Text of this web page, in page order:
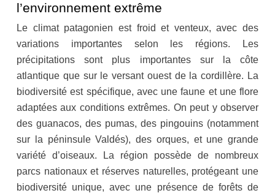
l’environnement extrême
Le climat patagonien est froid et venteux, avec des
variations importantes selon les régions. Les
précipitations sont plus importantes sur la côte
atlantique que sur le versant ouest de la cordillère. La
biodiversité est spécifique, avec une faune et une flore
adaptées aux conditions extrêmes. On peut y observer
des guanacos, des pumas, des pingouins (notamment
sur la péninsule Valdés), des orques, et une grande
variété d’oiseaux. La région possède de nombreux
parcs nationaux et réserves naturelles, protégeant une
biodiversité unique, avec une présence de forêts de